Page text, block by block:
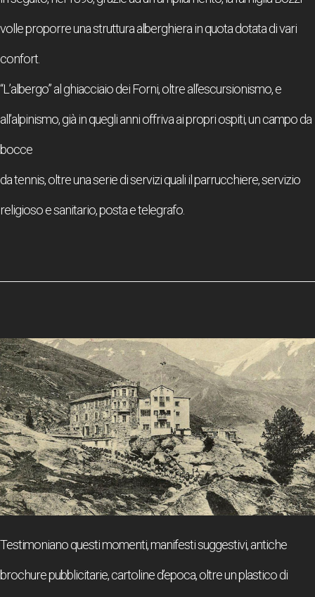
volle proporre una struttura alberghiera in quota dotata di vari
confort.
“L’albergo” al ghiacciaio dei Forni, oltre all’escursionismo, e
all’alpinismo, già in quegli anni offriva ai propri ospiti, un campo da
bocce
da tennis, oltre una serie di servizi quali il parrucchiere, servizio
religioso e sanitario, posta e telegrafo.
Testimoniano questi momenti, manifesti suggestivi, antiche
brochure pubblicitarie, cartoline d’epoca, oltre un plastico di